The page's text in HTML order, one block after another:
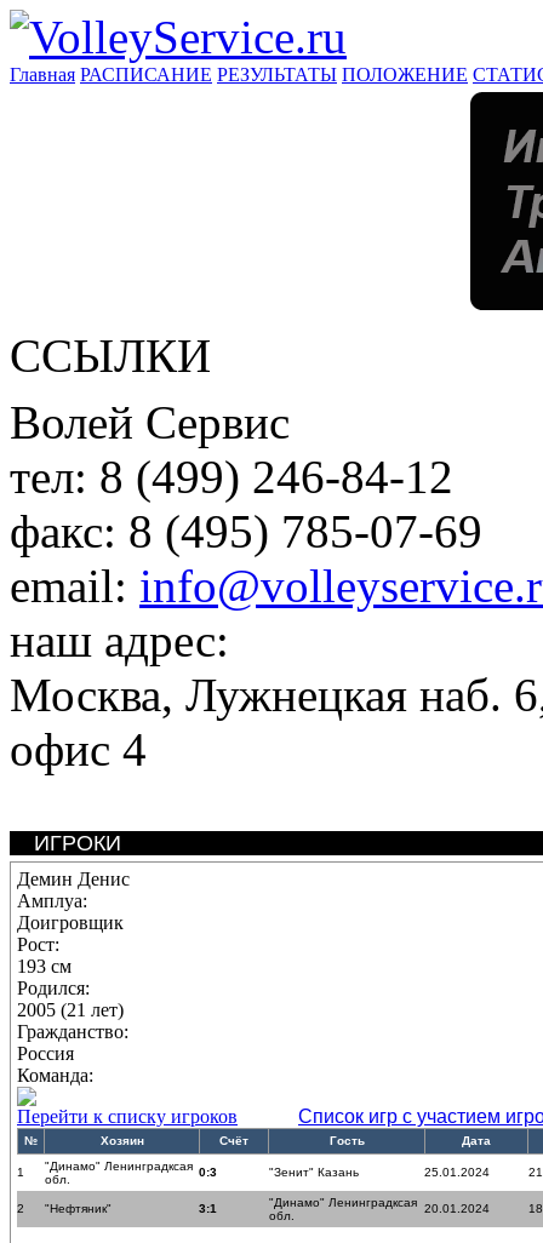
Главная РАСПИСАНИЕ РЕЗУЛЬТАТЫ ПОЛОЖЕНИЕ
ССЫЛКИ
Волей Сервис
тел: 8 (499) 246-84-12
факс: 8 (495) 785-07-69
email:
наш адрес:
Москва, Лужнецкая наб.
офис 4
ИГРОКИ
Демин Денис
Амплуа:
Доигровщик
Рост:
193 см
Родился:
2005 (21 лет)
Гражданство:
Россия
Команда:
Перейти к списку игроков
Список игр с участием
№ Хозяин Счёт Гость Дата
1
"Динамо" Ленинградксая
обл.
0:3 "Зенит" Казань 25.01.2024
2 "Нефтяник" 3:1
"Динамо" Ленинградксая
обл.
20.01.2024